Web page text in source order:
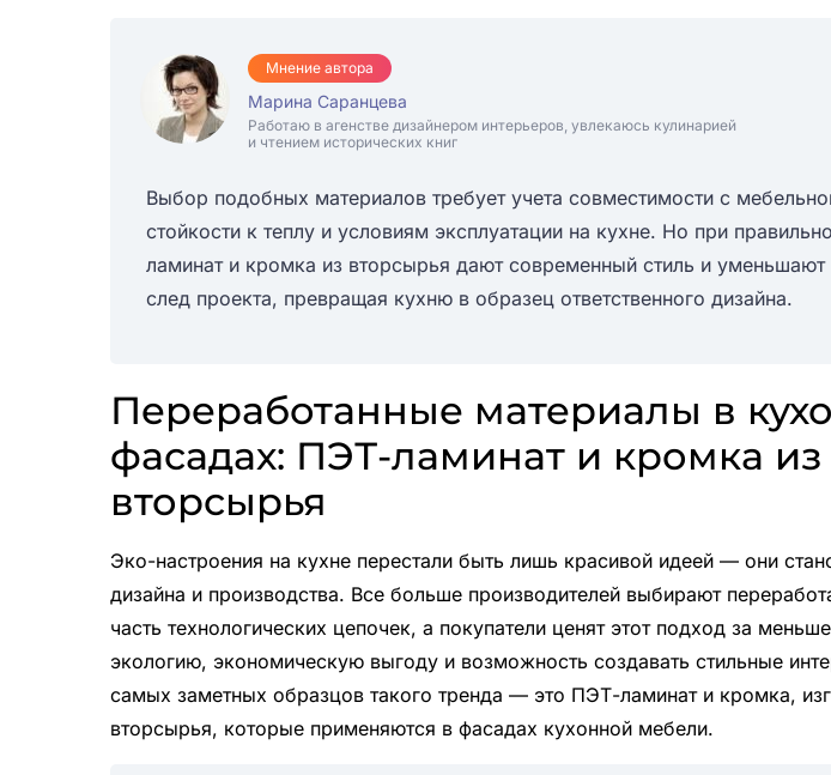
Мнение автора
Марина Саранцева
Работаю в агенстве дизайнером интерьеров, увлекаюсь кулинарией
и чтением исторических книг
Выбор подобных материалов требует учета совместимости с
стойкости к теплу и условиям эксплуатации на кухне. Но при
ламинат и кромка из вторсырья дают современный стиль и уменьшают
след проекта, превращая кухню в образец ответственного дизайна.
Переработанные материалы в
фасадах: ПЭТ-ламинат и кромка из
вторсырья
Эко-настроения на кухне перестали быть лишь красивой идеей — они
дизайна и производства. Все больше производителей выбирают
часть технологических цепочек, а покупатели ценят этот подход за
экологию, экономическую выгоду и возможность создавать стильные
самых заметных образцов такого тренда — это ПЭТ-ламинат и кромка,
вторсырья, которые применяются в фасадах кухонной мебели.